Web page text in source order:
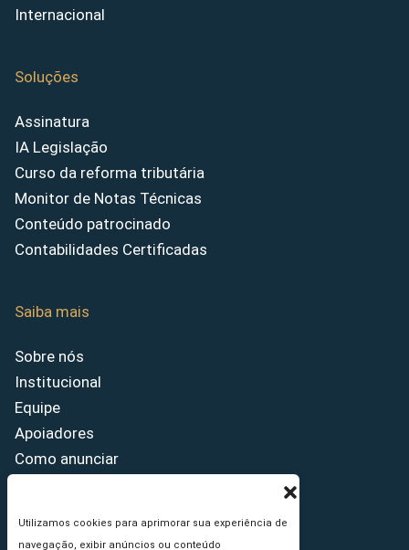
Utilizamos cookies para aprimorar sua experiência de
navegação, exibir anúncios ou conteúdo
Internacional
Soluções
Assinatura
IA Legislação
Curso da reforma tributária
Monitor de Notas Técnicas
Conteúdo patrocinado
Contabilidades Certificadas
Saiba mais
Sobre nós
Institucional
Equipe
Apoiadores
Como anunciar